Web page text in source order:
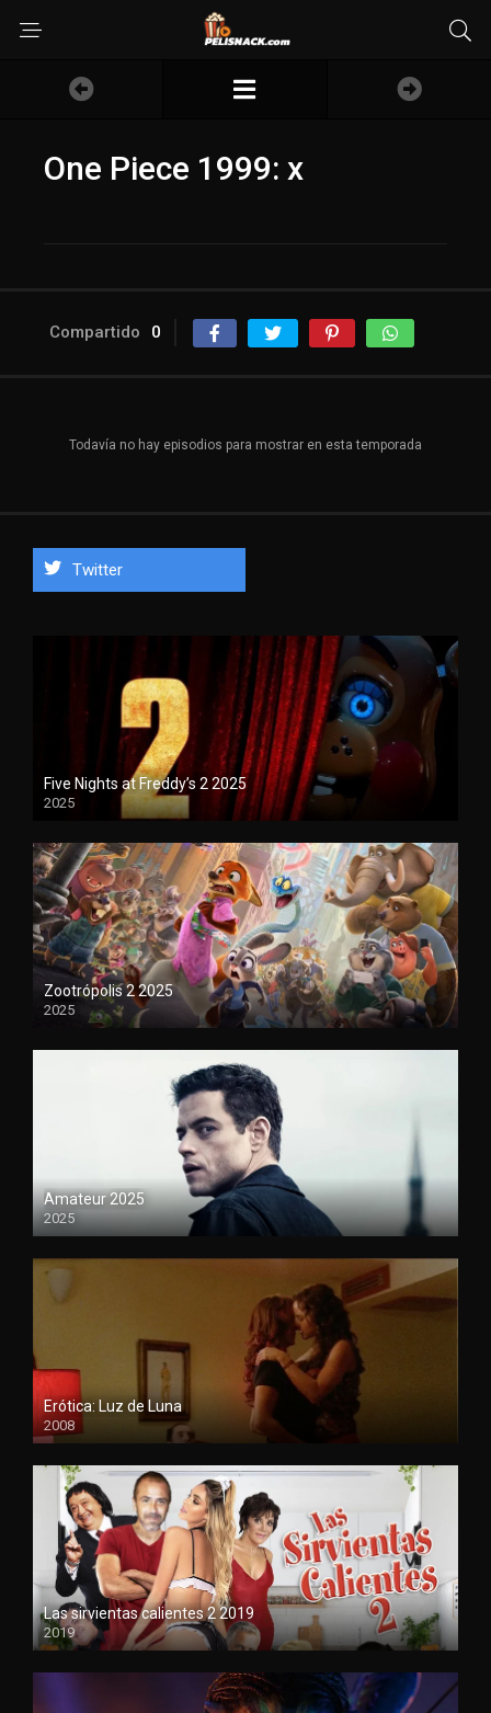
One Piece 1999: x
Compartido 0
Todavía no hay episodios para mostrar en esta temporada
Twitter
Five Nights at Freddy’s 2 2025
2025
1080P
Zootrópolis 2 2025
2025
1080P
Amateur 2025
2025
HDCAM
Erótica: Luz de Luna
2008
720
Las sirvientas calientes 2 2019
2019
720